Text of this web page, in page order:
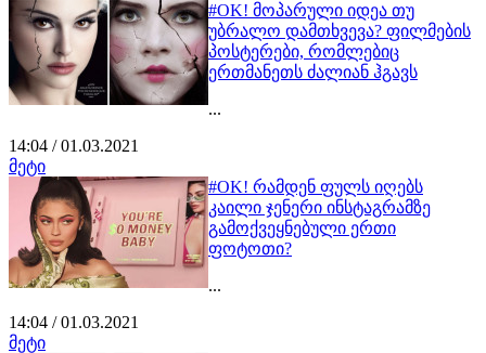
#OK! მოპარული იდეა თუ
უბრალო დამთხვევა? ფილმების
პოსტერები, რომლებიც
ერთმანეთს ძალიან ჰგავს
...
14:04 / 01.03.2021
მეტი
#OK! რამდენ ფულს იღებს
კაილი ჯენერი ინსტაგრამზე
გამოქვეყნებული ერთი
ფოტოთი?
...
14:04 / 01.03.2021
მეტი